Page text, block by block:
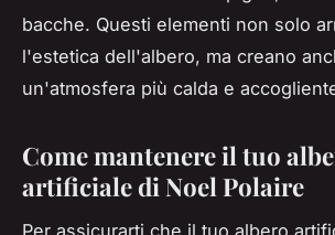
bacche. Questi elementi non solo
l'estetica dell'albero, ma creano
un'atmosfera più calda e
Come mantenere il tuo
artificiale di Noel Polaire